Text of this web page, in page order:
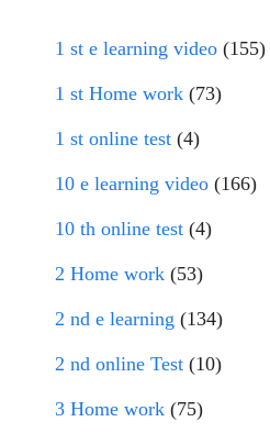
1 st e learning video (155)
1 st Home work (73)
1 st online test (4)
10 e learning video (166)
10 th online test (4)
2 Home work (53)
2 nd e learning (134)
2 nd online Test (10)
3 Home work (75)